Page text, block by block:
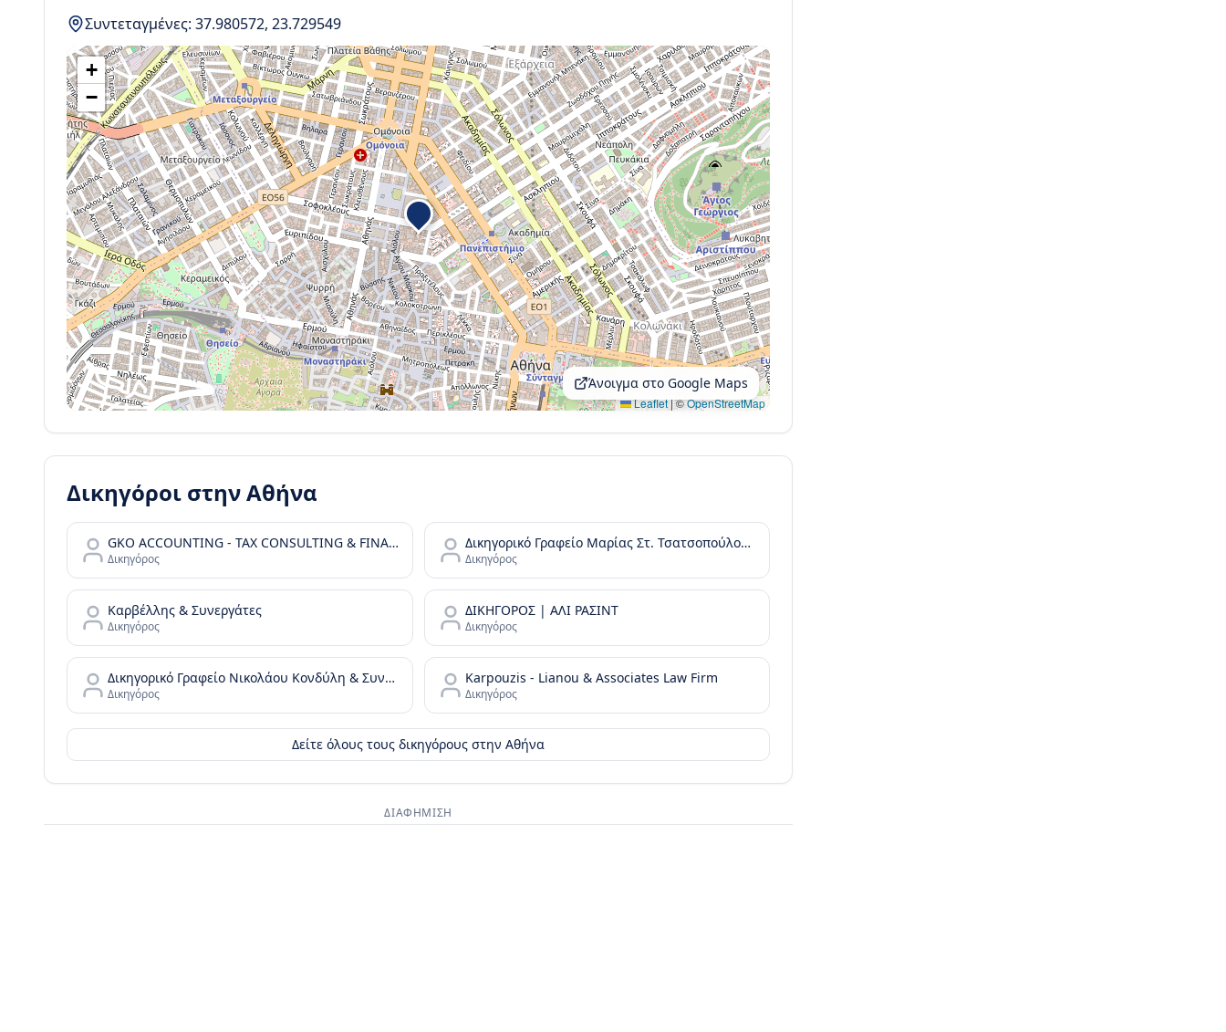
Συντεταγμένες: 37.980572, 23.729549
+
−
Leaflet|©OpenStreetMap
Άνοιγμα στο Google Maps
Δικηγόροι στηνΑθήνα
GKO ACCOUNTING - TAX CONSULTING & FINANCIAL SERVICES
Δικηγόρος
Δικηγορικό Γραφείο Μαρίας Στ. Τσατσοπούλου LAW it/Maria Tsatsopoulou Law office
Δικηγόρος
Καρβέλλης & Συνεργάτες
Δικηγόρος
ΔΙΚΗΓΟΡΟΣ | ΑΛΙ ΡΑΣΙΝΤ
Δικηγόρος
Δικηγορικό Γραφείο Νικολάου Κονδύλη & Συνεργατών - N. Kondylis & Partners Law Office
Δικηγόρος
Karpouzis - Lianou & Associates Law Firm
Δικηγόρος
Δείτε όλους τους δικηγόρους στηνΑθήνα
ΔΙΑΦΉΜΙΣΗ